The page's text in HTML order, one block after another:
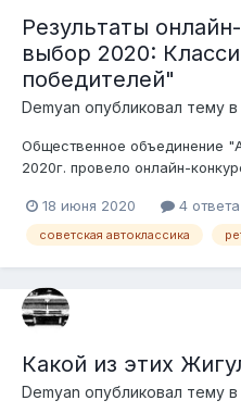
Результаты
выбор 2020:
победителей"
Demyan опубликовал тему в
Общественное объединение
2020г. провело онлайн-
представители
начальных условий: 1)
18 июня 2020 4 ответа
советская автоклассика
Какой из этих
Demyan опубликовал тему в